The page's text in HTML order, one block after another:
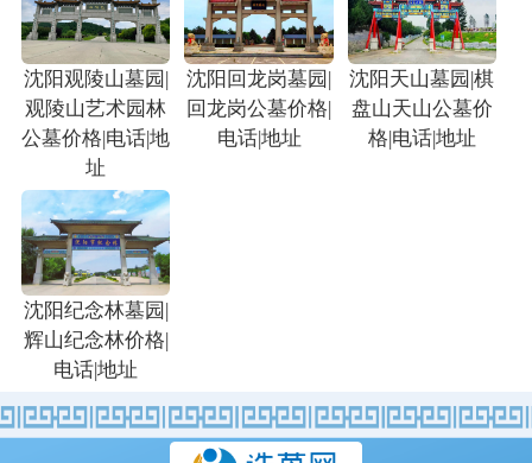
沈阳观陵山墓园|
观陵山艺术园林
公墓价格|电话|地
址
沈阳回龙岗墓园|
回龙岗公墓价格|
电话|地址
沈阳天山墓园|棋
盘山天山公墓价
格|电话|地址
沈阳纪念林墓园|
辉山纪念林价格|
电话|地址